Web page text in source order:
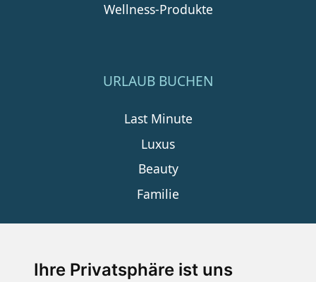
Ihre Privatsphäre ist uns
Wellness-Produkte
URLAUB BUCHEN
Last Minute
Luxus
Beauty
Familie
SERVICE